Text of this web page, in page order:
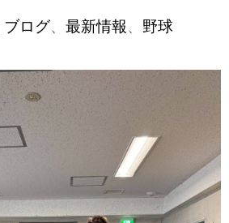
ブログ、 最新情報、 野球